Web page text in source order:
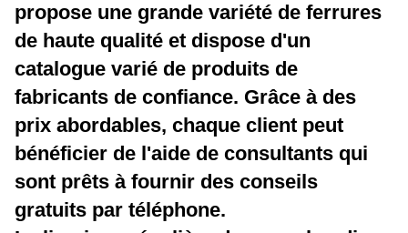
propose une grande variété de ferrures
de haute qualité et dispose d'un
catalogue varié de produits de
fabricants de confiance. Grâce à des
prix abordables, chaque client peut
bénéficier de l'aide de consultants qui
sont prêts à fournir des conseils
gratuits par téléphone.